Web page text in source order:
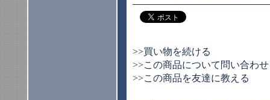
>>買い物を続ける
>>この商品について問い合わ
>>この商品を友達に教える